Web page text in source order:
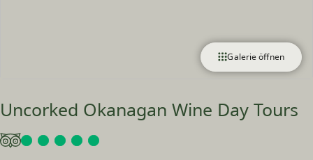
Galerie öffnen
Uncorked Okanagan Wine Day Tours